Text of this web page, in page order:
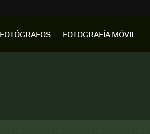
FOTÓGRAFOS FOTOGRAFÍA MÓVIL